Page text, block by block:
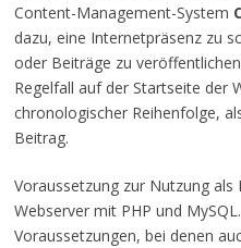
Content-Management-System
dazu, eine Internetpräsenz zu
oder Beiträge zu
Regelfall auf der Startseite der
chronologischer Reihenfolge,
Beitrag.
Voraussetzung zur Nutzung als
Webserver mit PHP und
Voraussetzungen, bei denen